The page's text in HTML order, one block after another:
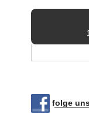
folge